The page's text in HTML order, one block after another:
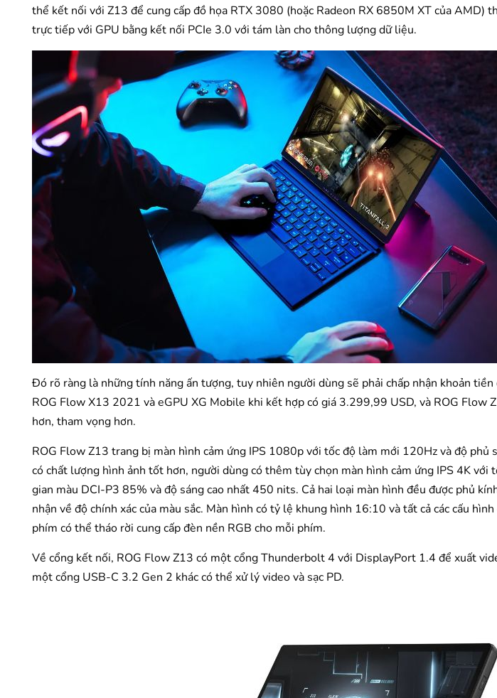
thể kết nối với Z13 để cung cấp đồ họa RTX 3080 (hoặc Radeon RX 6850M XT của AMD)
trực tiếp với GPU bằng kết nối PCIe 3.0 với tám làn cho thông lượng dữ liệu.
Đó rõ ràng là những tính năng ấn tượng, tuy nhiên người dùng sẽ phải chấp nhận khoản
ROG Flow X13 2021 và eGPU XG Mobile khi kết hợp có giá 3.299,99 USD, và ROG Flow
hơn, tham vọng hơn.
ROG Flow Z13 trang bị màn hình cảm ứng IPS 1080p với tốc độ làm mới 120Hz và độ
có chất lượng hình ảnh tốt hơn, người dùng có thêm tùy chọn màn hình cảm ứng IPS 4K với
gian màu DCI-P3 85% và độ sáng cao nhất 450 nits. Cả hai loại màn hình đều được phủ
nhận về độ chính xác của màu sắc. Màn hình có tỷ lệ khung hình 16:10 và tất cả các cấu
phím có thể tháo rời cung cấp đèn nền RGB cho mỗi phím.
Về cổng kết nối, ROG Flow Z13 có một cổng Thunderbolt 4 với DisplayPort 1.4 để xuất
một cổng USB-C 3.2 Gen 2 khác có thể xử lý video và sạc PD.